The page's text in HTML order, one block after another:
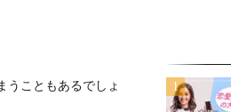
うこともあるでしょ